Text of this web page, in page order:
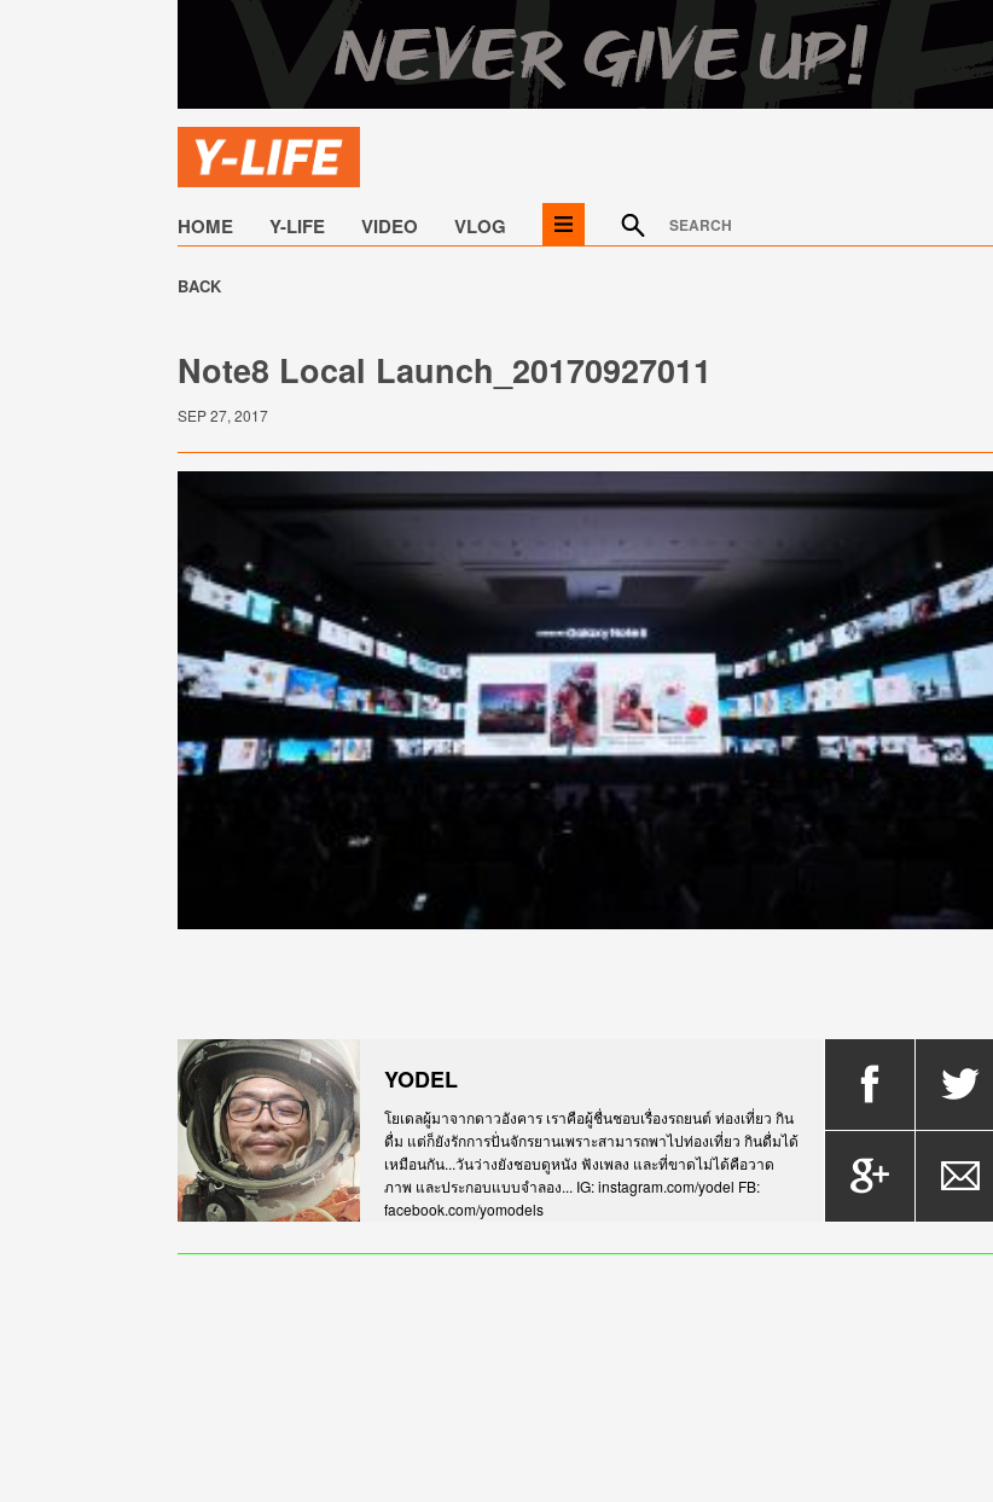
HOME Y-LIFE VIDEO VLOG
BACK
Note8 Local Launch_20170927011
SEP 27, 2017
YODEL
โยเดลผู้มาจากดาวอังคาร เราคือผู้ชื่นชอบเรื่องรถยนต์ ท่องเที่ยว กิน
ดื่ม แต่ก็ยังรักการปั่นจักรยานเพราะสามารถพาไปท่องเที่ยว กินดื่มได้
เหมือนกัน...วันว่างยังชอบดูหนัง ฟังเพลง และที่ขาดไม่ได้คือวาด
ภาพ และประกอบแบบจำลอง... IG: instagram.com/yodel FB:
facebook.com/yomodels